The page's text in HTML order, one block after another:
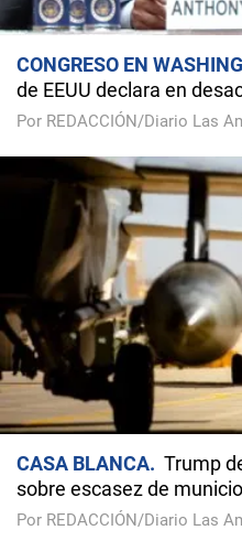
CONGRESO EN
de EEUU declara en
Por REDACCIÓN/Diario Las
CASA BLANCA
Trump
sobre escasez de
Por REDACCIÓN/Diario Las